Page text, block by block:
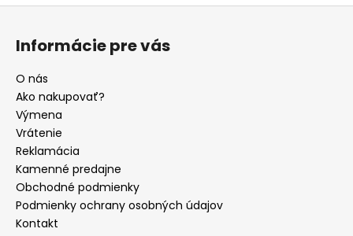
Z
Informácie pre vás
O nás
Ako nakupovať?
Výmena
Vrátenie
Reklamácia
Kamenné predajne
Obchodné podmienky
Podmienky ochrany osobných údajov
Kontakt